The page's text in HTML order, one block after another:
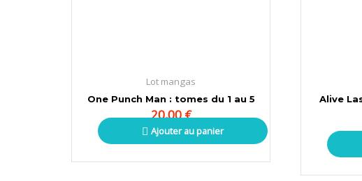
Lot mangas
One Punch Man : tomes du 1 au 5
20,00€
Ajouter au panier
Alive